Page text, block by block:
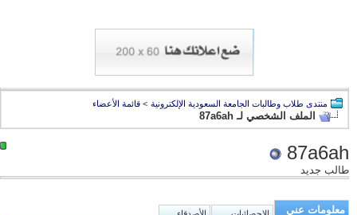
منتدى طلاب وطالبات الجامعة السعودية الإلكترونية > قائمة الأعضاء
الملف الشخصي لـ 87a6ah
87a6ah
طالب جديد
معلومات عني